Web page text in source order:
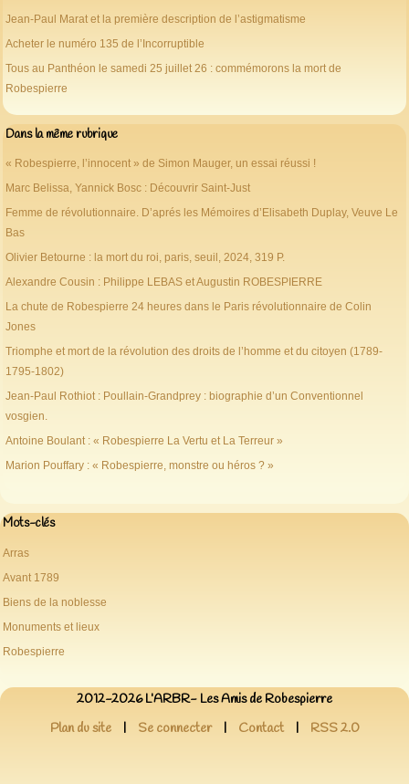
Jean-Paul Marat et la première description de l’astigmatisme
Acheter le numéro 135 de l’Incorruptible
Tous au Panthéon le samedi 25 juillet 26 : commémorons la mort de
Robespierre
Dans la même rubrique
« Robespierre, l’innocent » de Simon Mauger, un essai réussi !
Marc Belissa, Yannick Bosc : Découvrir Saint-Just
Femme de révolutionnaire. D’aprés les Mémoires d’Elisabeth Duplay, Veuve Le
Bas
Olivier Betourne : la mort du roi, paris, seuil, 2024, 319 P.
Alexandre Cousin : Philippe LEBAS et Augustin ROBESPIERRE
La chute de Robespierre 24 heures dans le Paris révolutionnaire de Colin
Jones
Triomphe et mort de la révolution des droits de l’homme et du citoyen (1789-
1795-1802)
Jean-Paul Rothiot : Poullain-Grandprey : biographie d’un Conventionnel
vosgien.
Antoine Boulant : « Robespierre La Vertu et La Terreur »
Marion Pouffary : « Robespierre, monstre ou héros ? »
Mots-clés
Arras
Avant 1789
Biens de la noblesse
Monuments et lieux
Robespierre
2012-2026 L’ARBR- Les Amis de Robespierre
Plan du site
| Se connecter | Contact | RSS 2.0